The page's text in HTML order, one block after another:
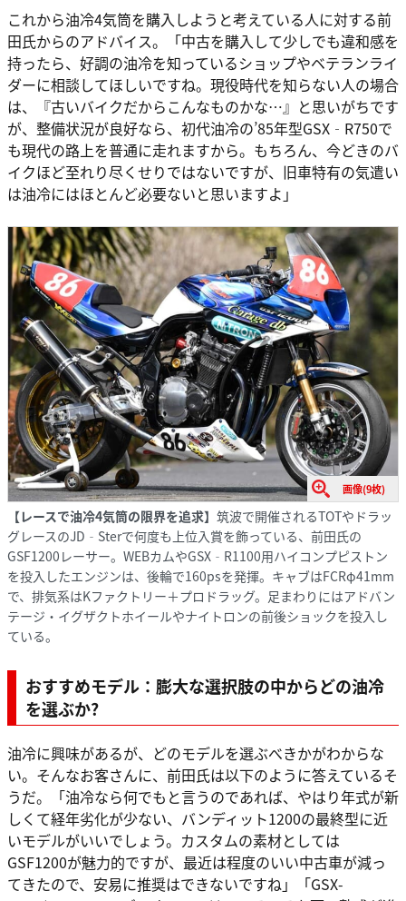
これから油冷4気筒を購入しようと考えている人に対する前
田氏からのアドバイス。「中古を購入して少しでも違和感を
持ったら、好調の油冷を知っているショップやベテランライ
ダーに相談してほしいですね。現役時代を知らない人の場合
は、『古いバイクだからこんなものかな…』と思いがちです
が、整備状況が良好なら、初代油冷の’85年型GSX‐R750で
も現代の路上を普通に走れますから。もちろん、今どきのバ
イクほど至れり尽くせりではないですが、旧車特有の気遣い
は油冷にはほとんど必要ないと思いますよ」
画像(9枚)
【レースで油冷4気筒の限界を追求】 筑波で開催されるTOTやドラッ
グレースのJD‐Sterで何度も上位入賞を飾っている、前田氏の
GSF1200レーサー。WEBカムやGSX‐R1100用ハイコンプピストン
を投入したエンジンは、後輪で160psを発揮。キャブはFCRφ41mm
で、排気系はKファクトリー＋プロドラッグ。足まわりにはアドバン
テージ・イグザクトホイールやナイトロンの前後ショックを投入し
ている。
おすすめモデル：膨大な選択肢の中からどの油冷
を選ぶか?
油冷に興味があるが、どのモデルを選ぶべきかがわからな
い。そんなお客さんに、前田氏は以下のように答えているそ
うだ。「油冷なら何でもと言うのであれば、やはり年式が新
しくて経年劣化が少ない、バンディット1200の最終型に近
いモデルがいいでしょう。カスタムの素材としては
GSF1200が魅力的ですが、最近は程度のいい中古車が減っ
てきたので、安易に推奨はできないですね」「GSX-